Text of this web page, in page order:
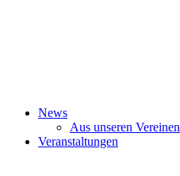
News
Aus unseren Vereinen
Veranstaltungen